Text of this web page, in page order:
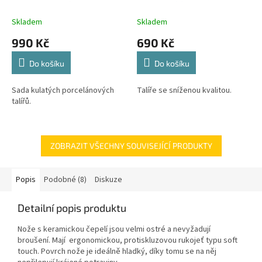
Skladem
990 Kč
Do košíku
Sada kulatých porcelánových
talířů.
Skladem
690 Kč
Do košíku
Talíře se sníženou kvalitou.
ZOBRAZIT VŠECHNY SOUVISEJÍCÍ PRODUKTY
Popis Podobné (8) Diskuze
Detailní popis produktu
Nože s keramickou čepelí jsou velmi ostré a nevyžadují
broušení. Mají ergonomickou, protiskluzovou rukojeť typu soft
touch. Povrch nože je ideálně hladký, díky tomu se na něj